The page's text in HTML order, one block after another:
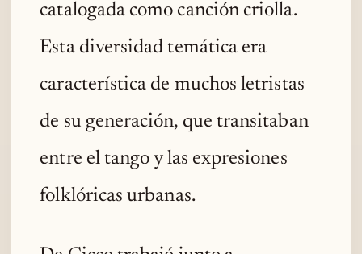
catalogada como canción criolla.
Esta diversidad temática era
característica de muchos letristas
de su generación, que transitaban
entre el tango y las expresiones
folklóricas urbanas.